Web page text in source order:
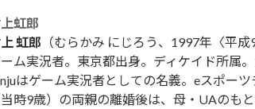
虹郎
虹郎 （むらかみ にじろう、1997年〈平
ム実況者。東京都出身。ディケイド所属
はゲーム実況者としての名義。eスポー
当時9歳）の両親の離婚後は、母・UAのもと